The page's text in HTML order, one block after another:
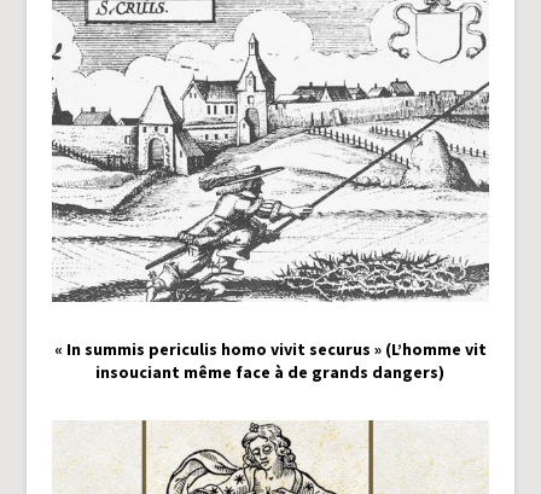
« In summis periculis homo vivit securus » (L’homme vit
insouciant même face à de grands dangers)